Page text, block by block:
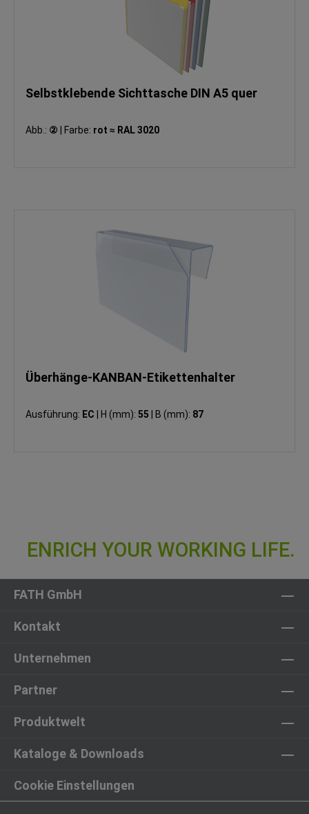
Selbstklebende Sichttasche DIN A5 quer
Abb.: ② Farbe: rot ≈ RAL 3020
Überhänge-KANBAN-Etikettenhalter
Ausführung: EC H (mm): 55 B (mm): 87
FATH GmbH
Kontakt
Unternehmen
Partner
Produktwelt
Kataloge & Downloads
Cookie Einstellungen